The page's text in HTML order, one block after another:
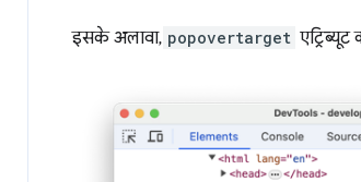
इसके अलावा, popovertarget